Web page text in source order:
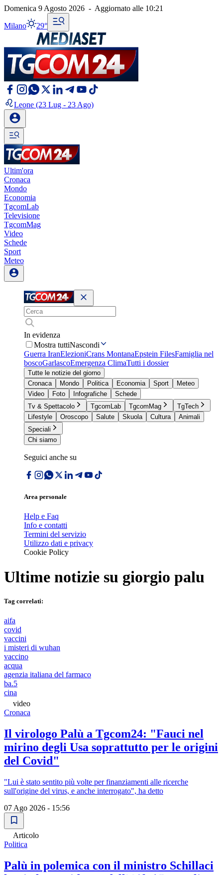
Domenica 9 Agosto 2026 - Aggiornato alle 10:21
Milano 29°
Leone (23 Lug - 23 Ago)
Ultim'ora
Cronaca
Mondo
Economia
TgcomLab
Televisione
TgcomMag
Video
Schede
Sport
Meteo
In evidenza
Mostra tuttiNascondi
Guerra IranElezioniCrans MontanaEpstein FilesFamiglia nel
boscoGarlascoEmergenza ClimaTutti i dossier
Tutte le notizie del giorno
Cronaca
Mondo Politica Economia Sport
Meteo
Video
Foto Infografiche
Schede
Tv & Spettacolo
TgcomLab TgcomMag
TgTech
Lifestyle
Oroscopo Salute Skuola Cultura
Animali
Speciali
Chi siamo
Seguici anche su
Area personale
Help e Faq
Info e contatti
Termini del servizio
Utilizzo dati e privacy
Cookie Policy
Ultime notizie su giorgio palu
Tag correlati:
aifa
covid
vaccini
i misteri di wuhan
vaccino
acqua
agenzia italiana del farmaco
ba.5
cina
video
Cronaca
Il virologo Palù a Tgcom24: "Fauci nel
mirino degli Usa soprattutto per le origini
del Covid"
"Lui è stato sentito più volte per finanziamenti alle ricerche
sull'origine del virus, e anche interrogato", ha detto
07 Ago 2026 - 15:56
Articolo
Politica
Palù in polemica con il ministro Schillaci